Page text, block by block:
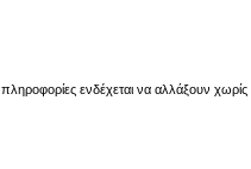
ενδέχεται να αλλάξουν